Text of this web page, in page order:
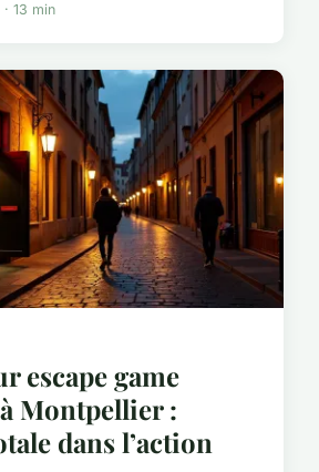
13 min
escape game
Montpellier :
dans l’action